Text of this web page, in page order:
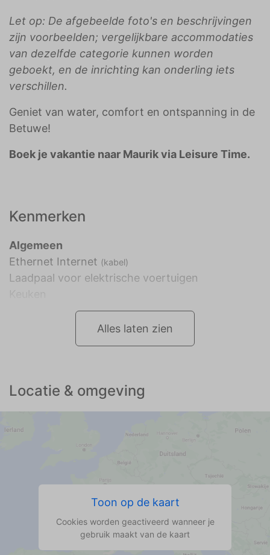
Let op: De afgebeelde foto's en beschrijvingen
zijn voorbeelden; vergelijkbare accommodaties
van dezelfde categorie kunnen worden
geboekt, en de inrichting kan onderling iets
verschillen.
Geniet van water, comfort en ontspanning in de
Betuwe!
Boek je vakantie naar Maurik via Leisure Time.
Kenmerken
Algemeen
Ethernet Internet (kabel)
Laadpaal voor elektrische voertuigen
Alles laten zien
Locatie & omgeving
Toon op de kaart
Cookies worden geactiveerd wanneer je
gebruik maakt van de kaart